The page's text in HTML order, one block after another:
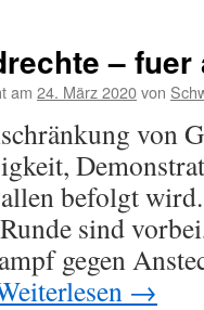
–
am 24. März 2020von
von
befolgt
sind
gegen
→